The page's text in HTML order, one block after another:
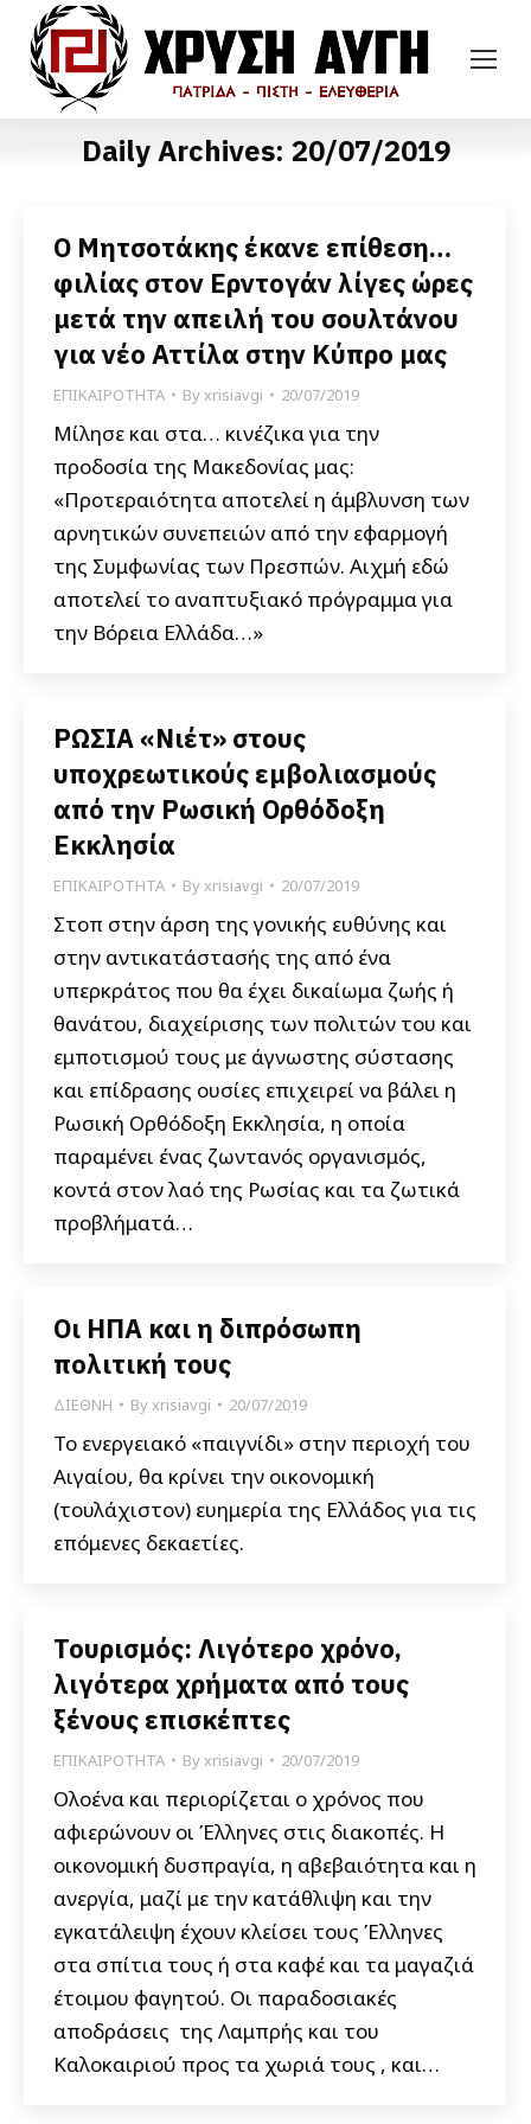
Daily Archives: 20/07/2019
Ο Μητσοτάκης έκανε επίθεση…
φιλίας στον Ερντογάν λίγες ώρες
μετά την απειλή του σουλτάνου
για νέο Αττίλα στην Κύπρο μας
ΕΠΙΚΑΙΡΟΤΗΤΑ Byxrisiavgi 20/07/2019
Μίλησε και στα… κινέζικα για την
προδοσία της Μακεδονίας μας:
«Προτεραιότητα αποτελεί η άμβλυνση των
αρνητικών συνεπειών από την εφαρμογή
της Συμφωνίας των Πρεσπών. Αιχμή εδώ
αποτελεί το αναπτυξιακό πρόγραμμα για
την Βόρεια Ελλάδα…»
ΡΩΣΙΑ «Νιέτ» στους
υποχρεωτικούς εμβολιασμούς
από την Ρωσική Ορθόδοξη
Εκκλησία
ΕΠΙΚΑΙΡΟΤΗΤΑ Byxrisiavgi 20/07/2019
Στοπ στην άρση της γονικής ευθύνης και
στην αντικατάστασής της από ένα
υπερκράτος που θα έχει δικαίωμα ζωής ή
θανάτου, διαχείρισης των πολιτών του και
εμποτισμού τους με άγνωστης σύστασης
και επίδρασης ουσίες επιχειρεί να βάλει η
Ρωσική Ορθόδοξη Εκκλησία, η οποία
παραμένει ένας ζωντανός οργανισμός,
κοντά στον λαό της Ρωσίας και τα ζωτικά
προβλήματά…
Οι ΗΠΑ και η διπρόσωπη
πολιτική τους
ΔΙΕΘΝΗ Byxrisiavgi 20/07/2019
Το ενεργειακό «παιγνίδι» στην περιοχή του
Αιγαίου, θα κρίνει την οικονομική
(τουλάχιστον) ευημερία της Ελλάδος για τις
επόμενες δεκαετίες.
Τουρισμός: Λιγότερο χρόνο,
λιγότερα χρήματα από τους
ξένους επισκέπτες
ΕΠΙΚΑΙΡΟΤΗΤΑ Byxrisiavgi 20/07/2019
Ολοένα και περιορίζεται ο χρόνος που
αφιερώνουν οι Έλληνες στις διακοπές. Η
οικονομική δυσπραγία, η αβεβαιότητα και η
ανεργία, μαζί με την κατάθλιψη και την
εγκατάλειψη έχουν κλείσει τους Έλληνες
στα σπίτια τους ή στα καφέ και τα μαγαζιά
έτοιμου φαγητού. Οι παραδοσιακές
αποδράσεις της Λαμπρής και του
Καλοκαιριού προς τα χωριά τους , και…